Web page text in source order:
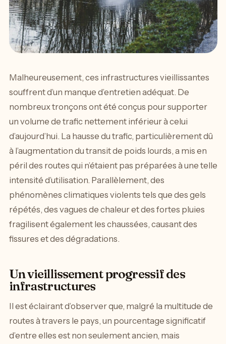
Malheureusement, ces infrastructures vieillissantes
souffrent d’un manque d’entretien adéquat. De
nombreux tronçons ont été conçus pour supporter
un volume de trafic nettement inférieur à celui
d’aujourd’hui. La hausse du trafic, particulièrement dû
à l’augmentation du transit de poids lourds, a mis en
péril des routes qui n’étaient pas préparées à une telle
intensité d’utilisation. Parallèlement, des
phénomènes climatiques violents tels que des gels
répétés, des vagues de chaleur et des fortes pluies
fragilisent également les chaussées, causant des
fissures et des dégradations.
Un vieillissement progressif des
infrastructures
Il est éclairant d’observer que, malgré la multitude de
routes à travers le pays, un pourcentage significatif
d’entre elles est non seulement ancien, mais